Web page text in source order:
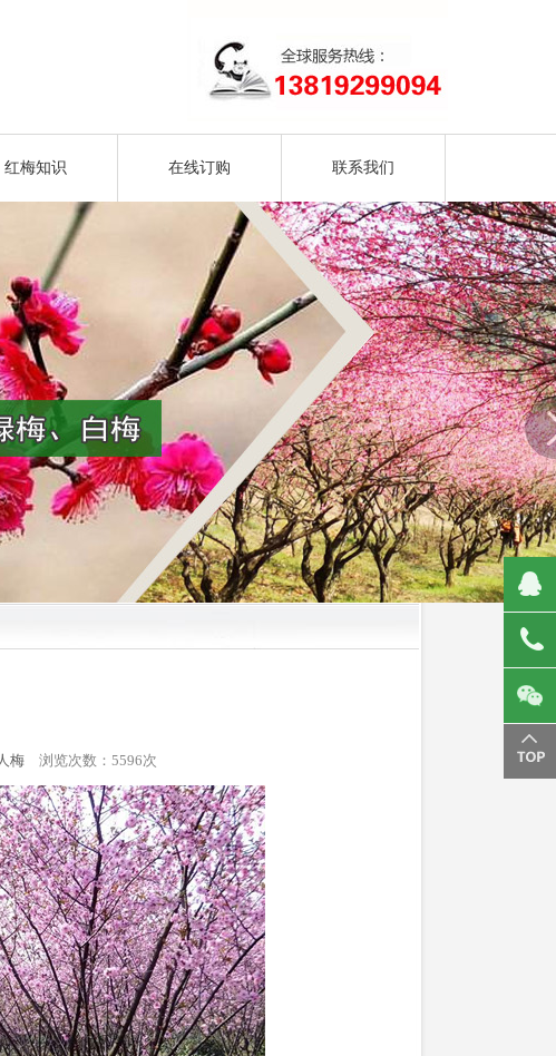
红梅知识 在线订购 联系我们
梅浏览次数：5596次